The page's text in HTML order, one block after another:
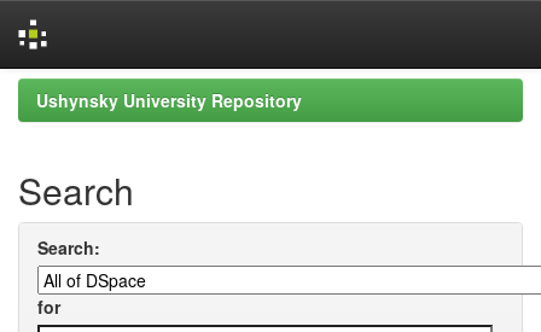
Skip
navigation
Ushynsky University Repository
Search
Search:
for